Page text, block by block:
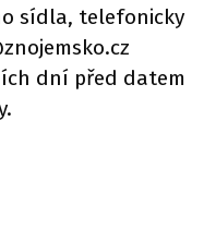
sídla, telefonicky
dní před datem